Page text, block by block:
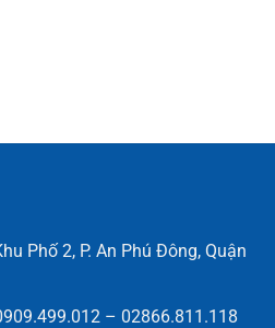
Phố 2, P. An Phú Đông, Quận
– 02866.811.118